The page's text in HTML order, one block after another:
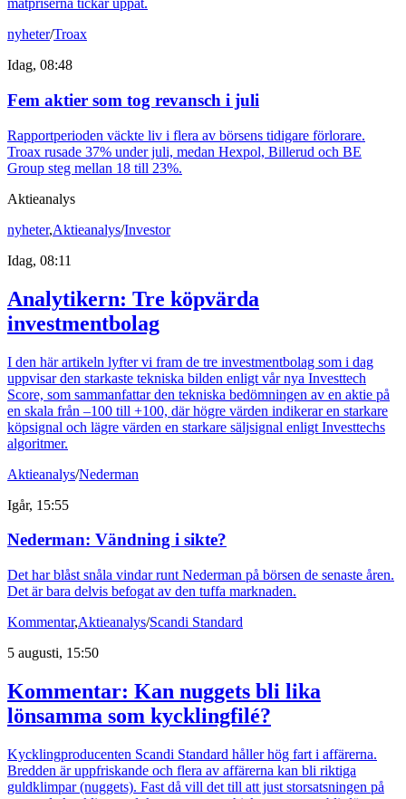
matpriserna tickar uppåt.
nyheter/Troax
Idag, 08:48
Fem aktier som tog revansch i juli
Rapportperioden väckte liv i flera av börsens tidigare förlorare.
Troax rusade 37% under juli, medan Hexpol, Billerud och BE
Group steg mellan 18 till 23%.
Aktieanalys
nyheter,Aktieanalys/Investor
Idag, 08:11
Analytikern: Tre köpvärda
investmentbolag
I den här artikeln lyfter vi fram de tre investmentbolag som i dag
uppvisar den starkaste tekniska bilden enligt vår nya Investtech
Score, som sammanfattar den tekniska bedömningen av en aktie på
en skala från –100 till +100, där högre värden indikerar en starkare
köpsignal och lägre värden en starkare säljsignal enligt Investtechs
algoritmer.
Aktieanalys/Nederman
Igår, 15:55
Nederman: Vändning i sikte?
Det har blåst snåla vindar runt Nederman på börsen de senaste åren.
Det är bara delvis befogat av den tuffa marknaden.
Kommentar,Aktieanalys/Scandi Standard
5 augusti, 15:50
Kommentar: Kan nuggets bli lika
lönsamma som kycklingfilé?
Kycklingproducenten Scandi Standard håller hög fart i affärerna.
Bredden är uppfriskande och flera av affärerna kan bli riktiga
guldklimpar (nuggets). Fast då vill det till att just storsatsningen på